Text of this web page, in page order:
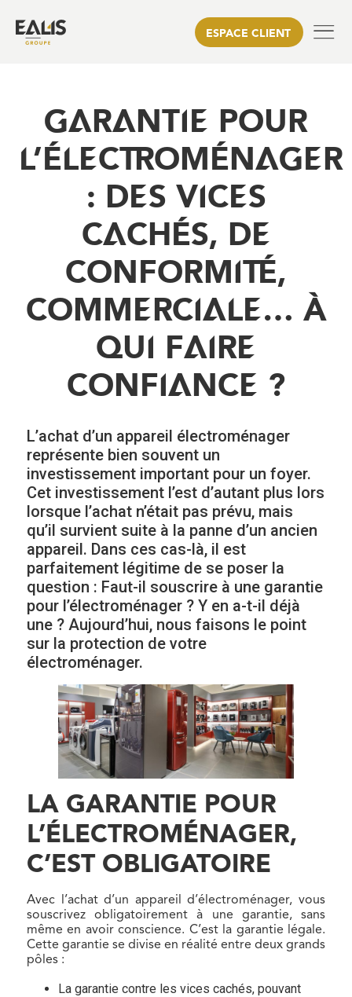
ESPACE CLIENT
GARANTIE POUR
L’ÉLECTROMÉNAGER
: DES VICES
CACHÉS, DE
CONFORMITÉ,
COMMERCIALE… À
QUI FAIRE
CONFIANCE ?
L’achat d’un appareil électroménager
représente bien souvent un
investissement important pour un foyer.
Cet investissement l’est d’autant plus lors
lorsque l’achat n’était pas prévu, mais
qu’il survient suite à la panne d’un ancien
appareil. Dans ces cas-là, il est
parfaitement légitime de se poser la
question : Faut-il souscrire à une garantie
pour l’électroménager ? Y en a-t-il déjà
une ? Aujourd’hui, nous faisons le point
sur la protection de votre
électroménager.
LA GARANTIE POUR
L’ÉLECTROMÉNAGER,
C’EST OBLIGATOIRE
Avec l’achat d’un appareil d’électroménager, vous
souscrivez obligatoirement à une garantie, sans
même en avoir conscience. C’est la garantie légale.
Cette garantie se divise en réalité entre deux grands
pôles :
La garantie contre les vices cachés, pouvant